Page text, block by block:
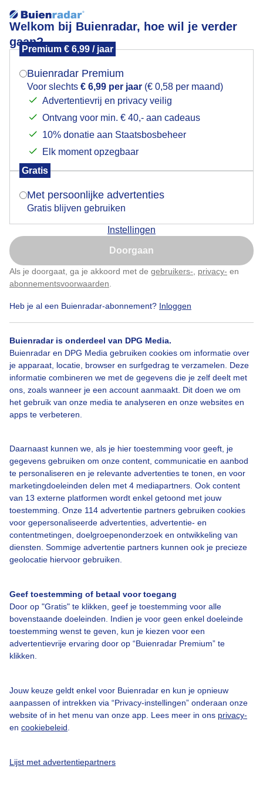
Welkom bij Buienradar, hoe wil je verder
gaan?
Premium € 6,99 / jaar
Buienradar Premium
Voor slechts € 6,99 per jaar (€ 0,58 per maand)
Advertentievrij en privacy veilig
Ontvang voor min. € 40,- aan cadeaus
10% donatie aan Staatsbosbeheer
Elk moment opzegbaar
Gratis
Met persoonlijke advertenties
Gratis blijven gebruiken
Instellingen
Doorgaan
Als je doorgaat, ga je akkoord met de gebruikers- privacy- en
abonnementsvoorwaarden
Heb je al een Buienradar-abonnement? Inloggen
Buienradar is onderdeel van DPG Media.
Buienradar en DPG Media gebruiken cookies om informatie over
je apparaat, locatie, browser en surfgedrag te verzamelen. Deze
informatie combineren we met de gegevens die je zelf deelt met
ons, zoals wanneer je een account aanmaakt. Dit doen we om
het gebruik van onze media te analyseren en onze websites en
apps te verbeteren.
Daarnaast kunnen we, als je hier toestemming voor geeft, je
gegevens gebruiken om onze content, communicatie en aanbod
te personaliseren en je relevante advertenties te tonen, en voor
marketingdoeleinden delen met 4 mediapartners. Ook content
van 13 externe platformen wordt enkel getoond met jouw
toestemming. Onze 114 advertentie partners gebruiken cookies
voor gepersonaliseerde advertenties, advertentie- en
contentmetingen, doelgroepenonderzoek en ontwikkeling van
diensten. Sommige advertentie partners kunnen ook je precieze
geolocatie hiervoor gebruiken.
Geef toestemming of betaal voor toegang
Door op "Gratis" te klikken, geef je toestemming voor alle
bovenstaande doeleinden. Indien je voor geen enkel doeleinde
toestemming wenst te geven, kun je kiezen voor een
advertentievrije ervaring door op “Buienradar Premium” te
klikken.
Jouw keuze geldt enkel voor Buienradar en kun je opnieuw
aanpassen of intrekken via “Privacy-instellingen” onderaan onze
website of in het menu van onze app. Lees meer in ons privacy-
en cookiebeleid
Lijst met advertentiepartners
Zonsopkomst
Door: Tonny de Vries Gemaakt: 13-05-2026, 28x bekeken
Een moment geduld aub...
Over Buienradar
Bedrijfsgegevens
Veelgestelde vragen
Contact
Gebruikersvoorwaarden
Adverteren
Buienradar Team
Privacy beleid
Privacy instellingen
Gratis weerdata
Buienradar
Mogen we je locatie gebruiken voor het
Indien je hier nog geen akkoord op hebt gegeven,
verschijnt er zo een pop-up uit je browser waarin
Is goed, toon de popup
Nu niet, misschien later
Klik hierom dit aan te passen